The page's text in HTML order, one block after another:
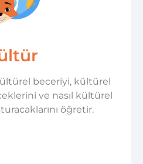
beceriyi, kültürel
ve nasıl kültürel
öğretir.